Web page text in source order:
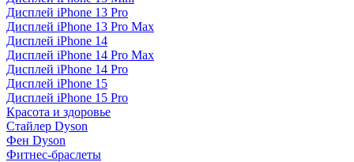
Дисплей iPhone 13 Pro
Дисплей iPhone 13 Pro Max
Дисплей iPhone 14
Дисплей iPhone 14 Pro Max
Дисплей iPhone 14 Pro
Дисплей iPhone 15
Дисплей iPhone 15 Pro
Красота и здоровье
Стайлер Dyson
Фен Dyson
Фитнес-браслеты